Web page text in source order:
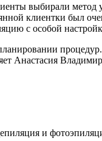
выбирали
клиентки был
с особой
Анастасия
и